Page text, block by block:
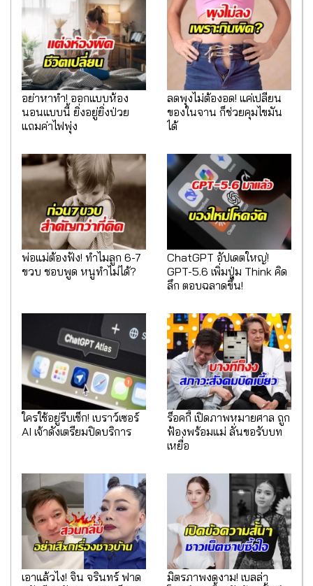
อย่าหาทำ! ออกแบบห้อง
นอนแบบนี้ ยิ่งอยู่ยิ่งป่วย
แถมค่าไฟพุ่ง
ลดพุงไม่ต้องอด! แค่เปลี่ยน
ของในจาน ก็ช่วยคุมไขมัน
ได้
พ่อแม่ต้องฟัง! ทำไมลูก 6-7
ขวบ ชอบพูด หนูทำไม่ได้?
ChatGPT อัปเดตใหญ่!
GPT-5.6 เพิ่มปุ่ม Think คิด
ลึก ตอบฉลาดขึ้น!
ใครใช้อยู่รีบเช็ก! เบราว์เซอร์
AI เจ้าดังเตรียมปิดบริการ
ร็อคกี้ เปิดภาพหมายศาล ถูก
ฟ้องพร้อมแม่ ลั่นขอรับบท
เหยื่อ
เอาแล้วไง! จิน จรินทร์ ฟาด
มิตรภาพงดงาม! เบลล่า